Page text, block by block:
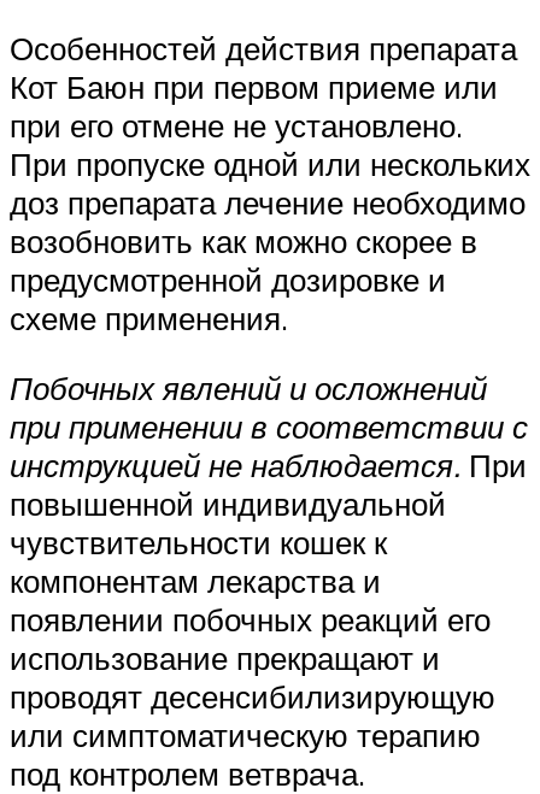
Особенностей действия препарата
Кот Баюн при первом приеме или
при его отмене не установлено.
При пропуске одной или нескольких
доз препарата лечение необходимо
возобновить как можно скорее в
предусмотренной дозировке и
схеме применения.
Побочных явлений и осложнений
при применении в соответствии с
инструкцией не наблюдается. При
повышенной индивидуальной
чувствительности кошек к
компонентам лекарства и
появлении побочных реакций его
использование прекращают и
проводят десенсибилизирующую
или симптоматическую терапию
под контролем ветврача.